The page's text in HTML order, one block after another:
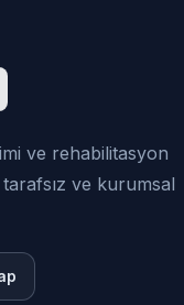
ve rehabilitasyon
ve kurumsal